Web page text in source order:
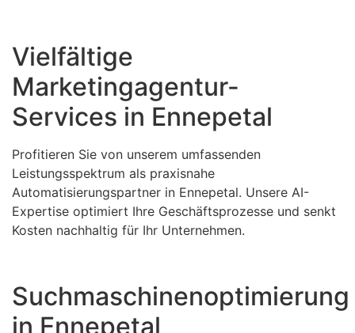
Vielfältige
Marketingagentur-
Services in Ennepetal
Profitieren Sie von unserem umfassenden
Leistungsspektrum als praxisnahe
Automatisierungspartner in Ennepetal. Unsere AI-
Expertise optimiert Ihre Geschäftsprozesse und senkt
Kosten nachhaltig für Ihr Unternehmen.
Suchmaschinenoptimierung
in Ennepetal